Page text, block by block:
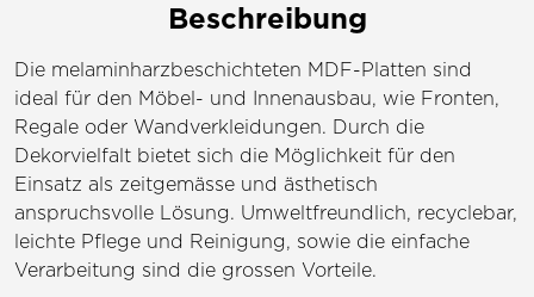
Beschreibung
Die melaminharzbeschichteten MDF-Platten sind
ideal für den Möbel- und Innenausbau, wie Fronten,
Regale oder Wandverkleidungen. Durch die
Dekorvielfalt bietet sich die Möglichkeit für den
Einsatz als zeitgemässe und ästhetisch
anspruchsvolle Lösung. Umweltfreundlich, recyclebar,
leichte Pflege und Reinigung, sowie die einfache
Verarbeitung sind die grossen Vorteile.